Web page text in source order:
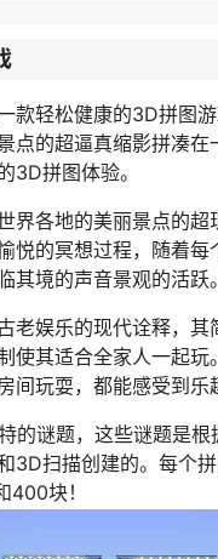
款轻松健康的3D拼图
点的超逼真缩影拼凑在
3D拼图体验。
界各地的美丽景点的超
悦的冥想过程，随着每
其境的声音景观的活跃。
老娱乐的现代诠释，
使其适合全家人一起玩
间玩耍，都能感受到乐
的谜题，这些谜题是
3D扫描创建的。每个拼
块！